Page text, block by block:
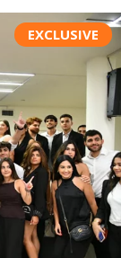
EXCLUSIVE